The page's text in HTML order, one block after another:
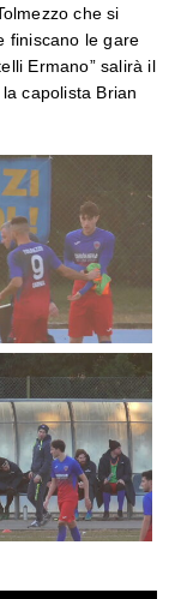
che si
finiscano le gare
Ermano” salirà il
capolista Brian